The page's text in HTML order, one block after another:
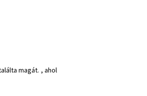
magát. , ahol